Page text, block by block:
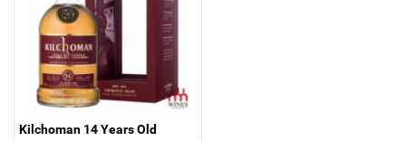
Kilchoman 14 Years Old